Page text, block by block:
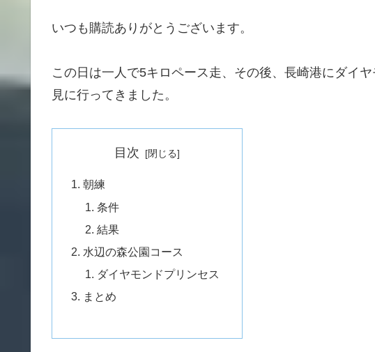
いつも購読ありがとうございます。
この日は一人で5キロペース走、その後、長崎港にダイ
見に行ってきました。
目次
朝練
条件
結果
水辺の森公園コース
ダイヤモンドプリンセス
まとめ